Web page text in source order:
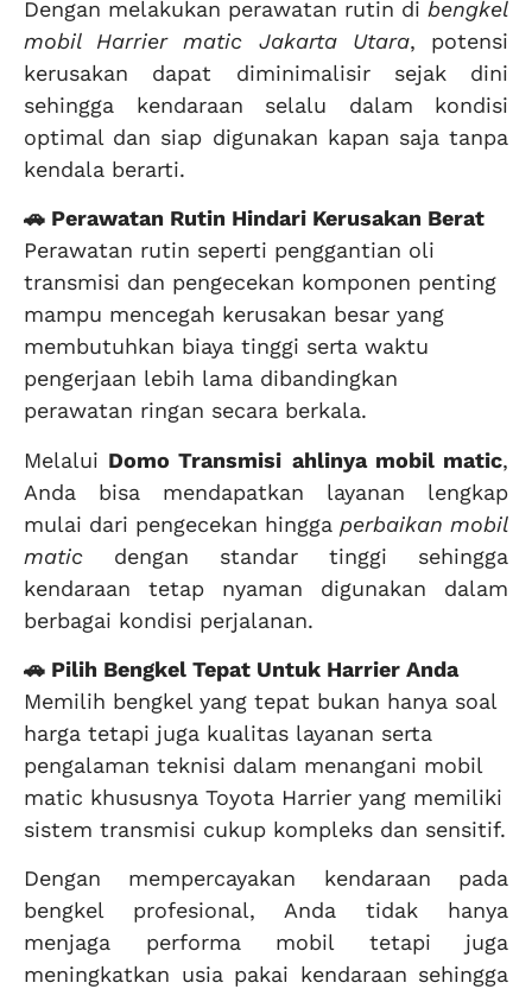
Dengan melakukan perawatan rutin di bengkel
mobil Harrier matic Jakarta Utara, potensi
kerusakan dapat diminimalisir sejak dini
sehingga kendaraan selalu dalam kondisi
optimal dan siap digunakan kapan saja tanpa
kendala berarti.
🚗 Perawatan Rutin Hindari Kerusakan Berat
Perawatan rutin seperti penggantian oli
transmisi dan pengecekan komponen penting
mampu mencegah kerusakan besar yang
membutuhkan biaya tinggi serta waktu
pengerjaan lebih lama dibandingkan
perawatan ringan secara berkala.
Melalui Domo Transmisi ahlinya mobil matic,
Anda bisa mendapatkan layanan lengkap
mulai dari pengecekan hingga perbaikan mobil
matic dengan standar tinggi sehingga
kendaraan tetap nyaman digunakan dalam
berbagai kondisi perjalanan.
🚗 Pilih Bengkel Tepat Untuk Harrier Anda
Memilih bengkel yang tepat bukan hanya soal
harga tetapi juga kualitas layanan serta
pengalaman teknisi dalam menangani mobil
matic khususnya Toyota Harrier yang memiliki
sistem transmisi cukup kompleks dan sensitif.
Dengan mempercayakan kendaraan pada
bengkel profesional, Anda tidak hanya
menjaga performa mobil tetapi juga
meningkatkan usia pakai kendaraan sehingga